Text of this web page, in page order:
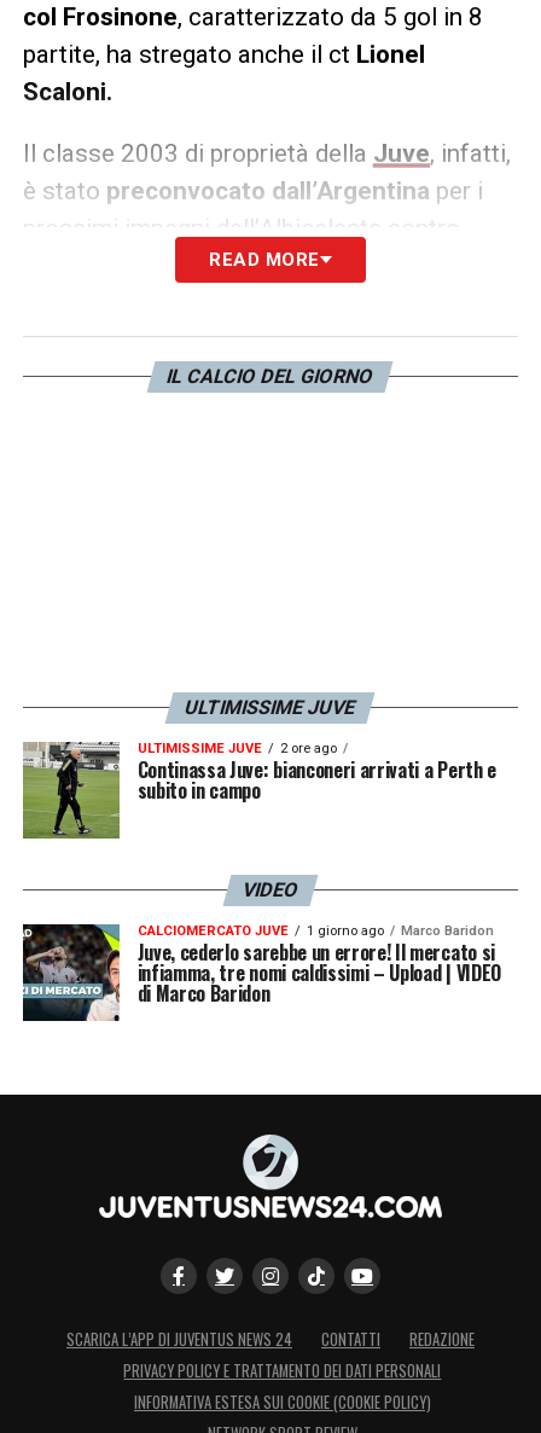
col Frosinone, caratterizzato da 5 gol in 8
partite, ha stregato anche il ct Lionel
Scaloni.
Il classe 2003 di proprietà della Juve, infatti,
è stato preconvocato dall’Argentina per i
prossimi impegni dell’Albiceleste contro
Uruguay e Brasile.
LA PLAYLIST DELLE NOSTRE TOP NEWS
READ MORE
IL CALCIO DEL GIORNO
ULTIMISSIME JUVE
ULTIMISSIME JUVE 2 ore ago
Continassa Juve: bianconeri arrivati a Perth e
subito in campo
VIDEO
CALCIOMERCATO JUVE 1 giorno ago Marco Baridon
Juve, cederlo sarebbe un errore! Il mercato si
infiamma, tre nomi caldissimi – Upload | VIDEO
di Marco Baridon
SCARICA L’APP DI JUVENTUS NEWS 24 CONTATTI
REDAZIONE
PRIVACY POLICY E TRATTAMENTO DEI DATI PERSONALI
INFORMATIVA ESTESA SUI COOKIE (COOKIE POLICY)